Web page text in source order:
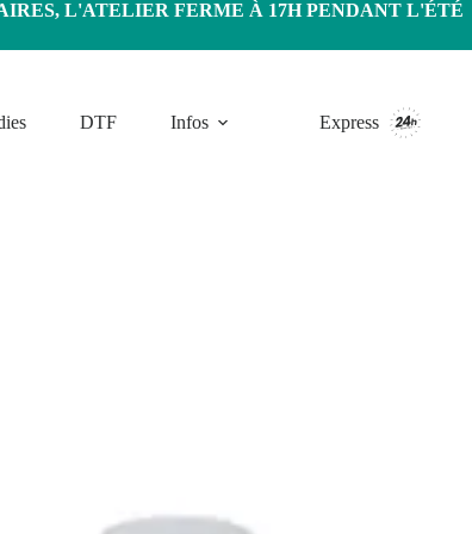
L'ATELIER FERME À 17H PENDANT L'ÉTÉ
DTF Infos Express